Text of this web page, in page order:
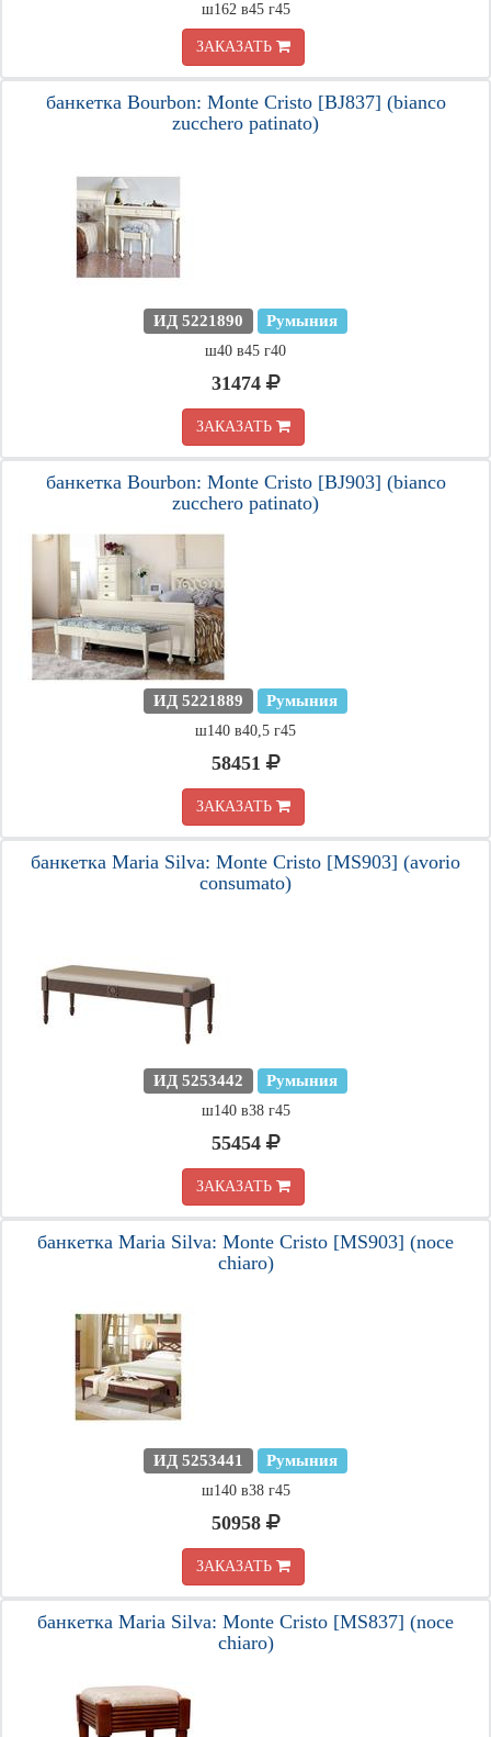
ш162 в45 г45
ЗАКАЗАТЬ
банкетка Bourbon: Monte Cristo [BJ837] (bianco
zucchero patinato)
ИД 5221890 Румыния
ш40 в45 г40
31474
ЗАКАЗАТЬ
банкетка Bourbon: Monte Cristo [BJ903] (bianco
zucchero patinato)
ИД 5221889 Румыния
ш140 в40,5 г45
58451
ЗАКАЗАТЬ
банкетка Maria Silva: Monte Cristo [MS903] (avorio
consumato)
ИД 5253442 Румыния
ш140 в38 г45
55454
ЗАКАЗАТЬ
банкетка Maria Silva: Monte Cristo [MS903] (noce
chiaro)
ИД 5253441 Румыния
ш140 в38 г45
50958
ЗАКАЗАТЬ
банкетка Maria Silva: Monte Cristo [MS837] (noce
chiaro)